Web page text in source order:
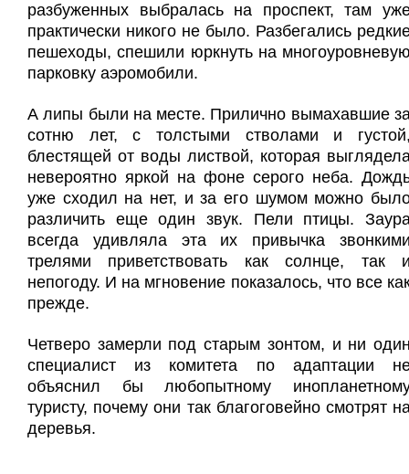
разбуженных выбралась на проспект, там
практически никого не было. Разбегались
пешеходы, спешили юркнуть на
парковку аэромобили.
А липы были на месте. Прилично вымахавшие
сотню лет, с толстыми стволами и
блестящей от воды листвой, которая
невероятно яркой на фоне серого неба.
уже сходил на нет, и за его шумом можно
различить еще один звук. Пели птицы.
всегда удивляла эта их привычка
трелями приветствовать как солнце, так
непогоду. И на мгновение показалось, что все
прежде.
Четверо замерли под старым зонтом, и ни
специалист из комитета по адаптации
объяснил бы любопытному
туристу, почему они так благоговейно смотрят
деревья.